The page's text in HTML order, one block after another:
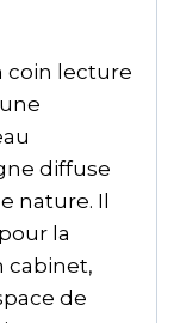
coin lecture
diffuse
nature. Il
la
cabinet,
de